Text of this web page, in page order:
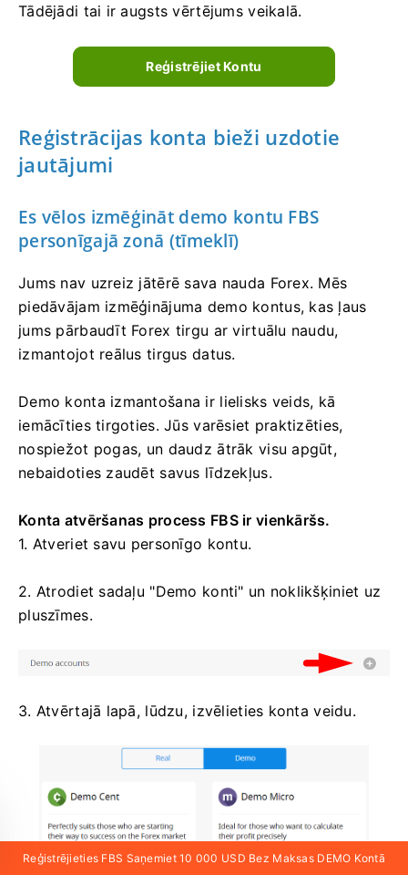
Tādējādi tai ir augsts vērtējums veikalā.
Reģistrējiet Kontu
Reģistrācijas konta bieži uzdotie
jautājumi
Es vēlos izmēģināt demo kontu FBS
personīgajā zonā (tīmeklī)
Jums nav uzreiz jātērē sava nauda Forex. Mēs
piedāvājam izmēģinājuma demo kontus, kas ļaus
jums pārbaudīt Forex tirgu ar virtuālu naudu,
izmantojot reālus tirgus datus.
Demo konta izmantošana ir lielisks veids, kā
iemācīties tirgoties. Jūs varēsiet praktizēties,
nospiežot pogas, un daudz ātrāk visu apgūt,
nebaidoties zaudēt savus līdzekļus.
Konta atvēršanas process FBS ir vienkāršs.
1. Atveriet savu personīgo kontu.
2. Atrodiet sadaļu "Demo konti" un noklikšķiniet uz
pluszīmes.
3. Atvērtajā lapā, lūdzu, izvēlieties konta veidu.
Reģistrējieties FBS Saņemiet 10 000 USD Bez Maksas DEMO Kontā